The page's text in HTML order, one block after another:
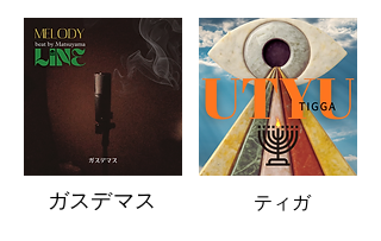
​​ガスデマス ティガ